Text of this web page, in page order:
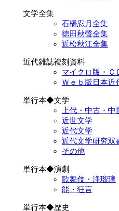
文学全集
石橋忍月全集
徳田秋聲全集
近松秋江全集
近代雑誌複刻資料
マイクロ版・
Ｗｅｂ版日本近
単行本◆文学
上代・中古・中
近世文学
近代文学
近代文学研究双
その他
単行本◆演劇
歌舞伎・浄瑠璃
能・狂言
単行本◆歴史